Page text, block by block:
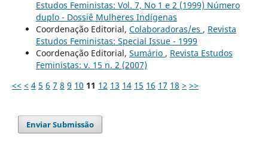
Estudos Feministas: Vol. 7, No 1 e 2 (1999) Número
duplo - Dossiê Mulheres Indígenas
Coordenação Editorial, Colaboradoras/es , Revista
Estudos Feministas: Special Issue - 1999
Coordenação Editorial, Sumário , Revista Estudos
Feministas: v. 15 n. 2 (2007)
<< < 4 5 6 7 8 9 10 11 12 13 14 15 16 17 18 > >>
Enviar Submissão